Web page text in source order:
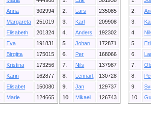
Anna
302994
Margareta
251019
Elisabeth
201324
Eva
191831
Birgitta
175015
Kristina
173256
Karin
162877
Elisabet
150080
Marie 124665
2.
Lars
235085
3.
Karl
209908
4.
Anders
192302
5.
Johan
172871
6.
Per
168066
7.
Nils
137987
8.
Lennart
130728
9.
Jan
129737
10.
Mikael 126743
2.
3.
4.
5.
6.
7.
8.
9.
10.